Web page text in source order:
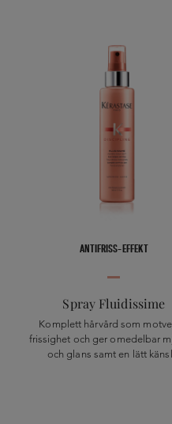
ANTIFRISS-EFFEKT
Spray Fluidissime
Komplett hårvård som
frissighet och ger omedelbar
och glans samt en lätt